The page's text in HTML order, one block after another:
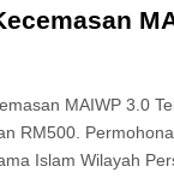
MAIWP 3.0
RM500.
Islam Wilayah